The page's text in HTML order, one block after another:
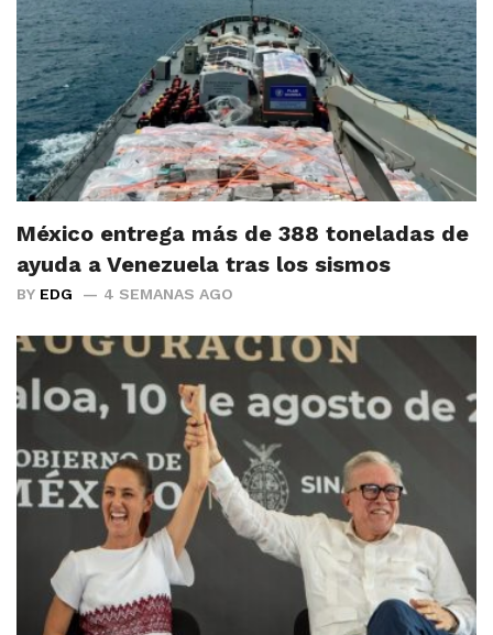
México entrega más de 388 toneladas de
ayuda a Venezuela tras los sismos
BY EDG 4 SEMANAS AGO